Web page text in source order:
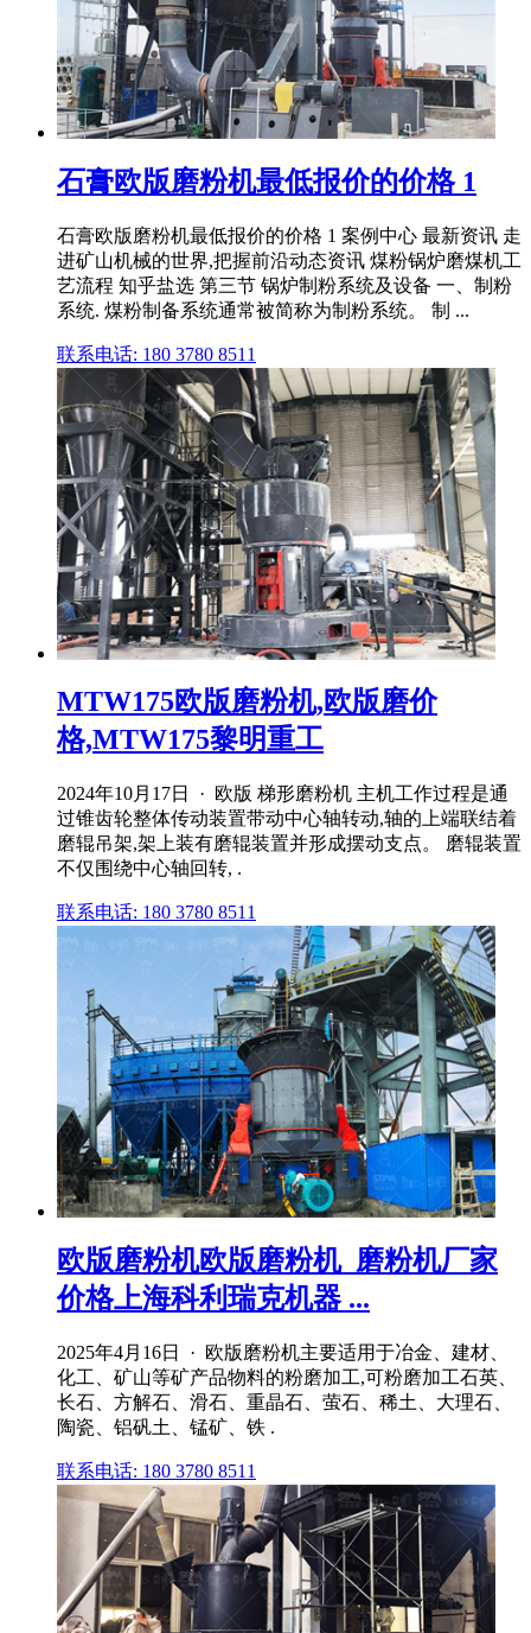
石膏欧版磨粉机最低报价的价格 1
石膏欧版磨粉机最低报价的价格 1 案例中心 最新资讯 走
进矿山机械的世界,把握前沿动态资讯 煤粉锅炉磨煤机工
艺流程 知乎盐选 第三节 锅炉制粉系统及设备 一、制粉
系统. 煤粉制备系统通常被简称为制粉系统。 制 ...
联系电话: 180 3780 8511
MTW175欧版磨粉机,欧版磨价
格,MTW175黎明重工
2024年10月17日 · 欧版 梯形磨粉机 主机工作过程是通
过锥齿轮整体传动装置带动中心轴转动,轴的上端联结着
磨辊吊架,架上装有磨辊装置并形成摆动支点。 磨辊装置
不仅围绕中心轴回转, .
联系电话: 180 3780 8511
欧版磨粉机欧版磨粉机_磨粉机厂家
价格上海科利瑞克机器 ...
2025年4月16日 · 欧版磨粉机主要适用于冶金、建材、
化工、矿山等矿产品物料的粉磨加工,可粉磨加工石英、
长石、方解石、滑石、重晶石、萤石、稀土、大理石、
陶瓷、铝矾土、锰矿、铁 .
联系电话: 180 3780 8511